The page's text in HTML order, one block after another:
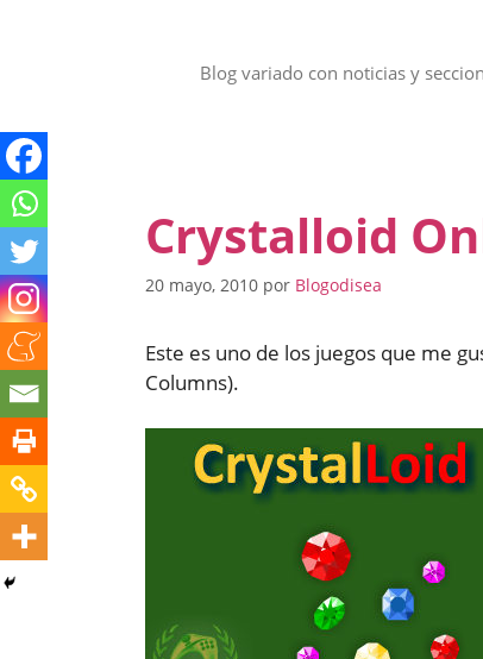
Blog variado con noticias y
Crystalloid
20 mayo, 2010 por Blogodisea
Este es uno de los juegos que me
Columns).